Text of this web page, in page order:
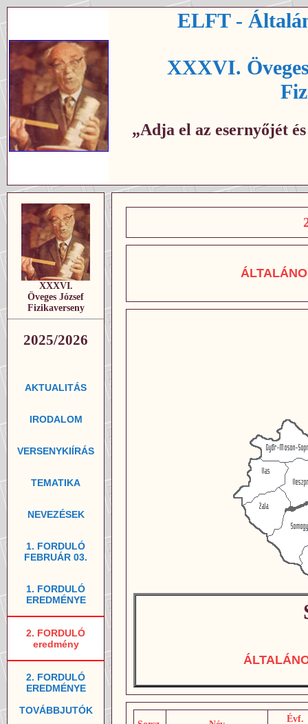
ELFT -
XXXVI.
„Adja el az esernyőjét
XXXVI.
Öveges József
Fizikaverseny
2025/2026
AKTUALITÁS
IRODALOM
VERSENYKIÍRÁS
TEMATIKA
NEVEZÉSEK
1. FORDULÓ
FEBRUÁR 03.
1. FORDULÓ
EREDMÉNYE
2. FORDULÓ
eredmény
2. FORDULÓ
EREDMÉNYE
TOVÁBBJUTÓK
Évf.